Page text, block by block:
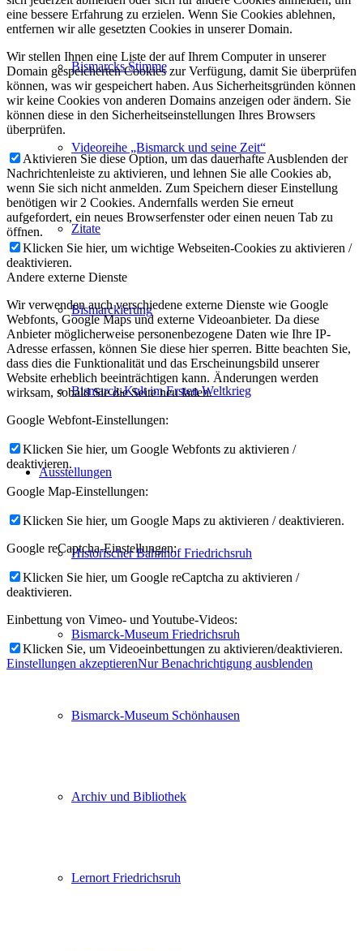
Bismarcks Stimme
Videoreihe „Bismarck und seine Zeit“
Zitate
Bismarckierung
Bismarck-Kult im Ersten Weltkrieg
Ausstellungen
Historischer Bahnhof Friedrichsruh
Bismarck-Museum Friedrichsruh
Bismarck-Museum Schönhausen
Archiv und Bibliothek
Lernort Friedrichsruh
eine bessere Erfahrung zu erzielen. Wenn Sie Cookies ablehnen,
entfernen wir alle gesetzten Cookies in unserer Domain.
Wir stellen Ihnen eine Liste der auf Ihrem Computer in unserer
Domain gespeicherten Cookies zur Verfügung, damit Sie überprüfen
können, was wir gespeichert haben. Aus Sicherheitsgründen können
wir keine Cookies von anderen Domains anzeigen oder ändern. Sie
können diese in den Sicherheitseinstellungen Ihres Browsers
überprüfen.
Aktivieren Sie diese Option, um das dauerhafte Ausblenden der
Nachrichtenleiste zu aktivieren, und lehnen Sie alle Cookies ab,
wenn Sie sich nicht anmelden. Zum Speichern dieser Einstellung
benötigen wir 2 Cookies. Andernfalls werden Sie erneut
aufgefordert, ein neues Browserfenster oder einen neuen Tab zu
öffnen.
Klicken Sie hier, um wichtige Webseiten-Cookies zu aktivieren /
deaktivieren.
Andere externe Dienste
Wir verwenden auch verschiedene externe Dienste wie Google
Webfonts, Google Maps und externe Videoanbieter. Da diese
Anbieter möglicherweise personenbezogene Daten wie Ihre IP-
Adresse erfassen, können Sie diese hier sperren. Bitte beachten Sie,
dass dies die Funktionalität und das Erscheinungsbild unserer
Website erheblich beeinträchtigen kann. Änderungen werden
wirksam, sobald Sie die Seite neu laden.
Google Webfont-Einstellungen:
Klicken Sie hier, um Google Webfonts zu aktivieren /
deaktivieren.
Google Map-Einstellungen:
Klicken Sie hier, um Google Maps zu aktivieren / deaktivieren.
Google reCaptcha-Einstellungen:
Klicken Sie hier, um Google reCaptcha zu aktivieren /
deaktivieren.
Einbettung von Vimeo- und Youtube-Videos:
Klicken Sie, um Videoeinbettungen zu aktivieren/deaktivieren.
Einstellungen akzeptierenNur Benachrichtigung ausblenden